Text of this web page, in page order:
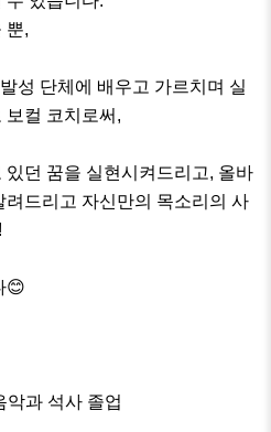
뿐,
성 단체에 배우고 가르치며 실
보컬 코치로써,
던 꿈을 실현시켜드리고, 올바
드리고 자신만의 목소리의 사
😊
악과 석사 졸업